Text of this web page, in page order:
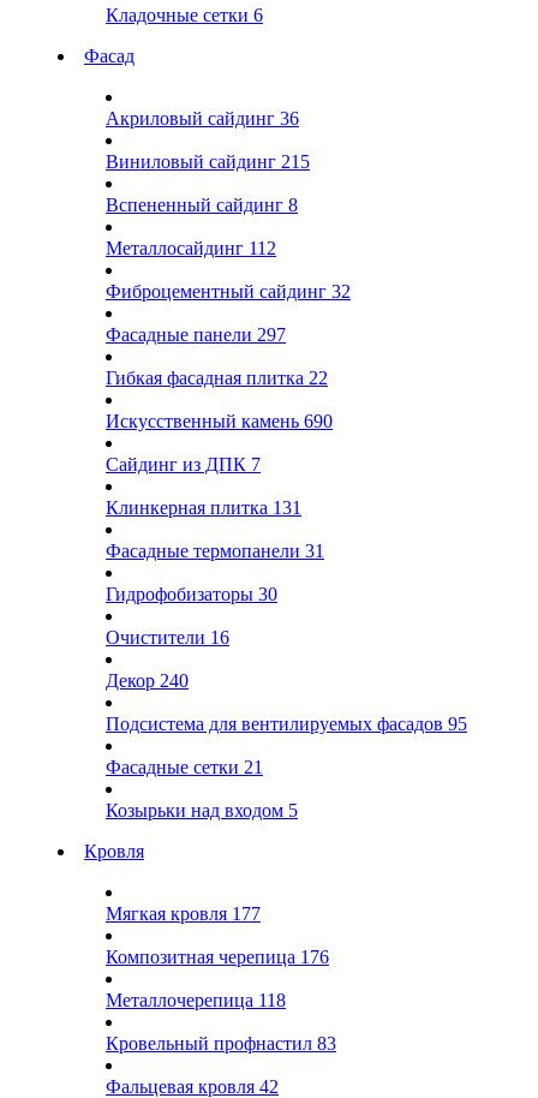
Кладочные сетки 6
Фасад
Акриловый сайдинг 36
Виниловый сайдинг 215
Вспененный сайдинг 8
Металлосайдинг 112
Фиброцементный сайдинг 32
Фасадные панели 297
Гибкая фасадная плитка 22
Искусственный камень 690
Сайдинг из ДПК 7
Клинкерная плитка 131
Фасадные термопанели 31
Гидрофобизаторы 30
Очистители 16
Декор 240
Подсистема для вентилируемых фасадов 95
Фасадные сетки 21
Козырьки над входом 5
Кровля
Мягкая кровля 177
Композитная черепица 176
Металлочерепица 118
Кровельный профнастил 83
Фальцевая кровля 42